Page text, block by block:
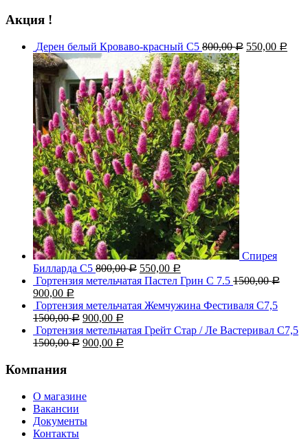
Акция !
Дерен белый Кроваво-красный С5 800,00Р 550,00 Р
Спирея
Билларда С5 800,00Р 550,00 Р
Гортензия метельчатая Пастел Грин C 7.5 1500,00Р
900,00 Р
Гортензия метельчатая Жемчужина Фестиваля С7,5
1500,00Р 900,00 Р
Гортензия метельчатая Грейт Стар / Ле Вастеривал С7,5
1500,00Р 900,00 Р
Компания
О магазине
Вакансии
Документы
Контакты